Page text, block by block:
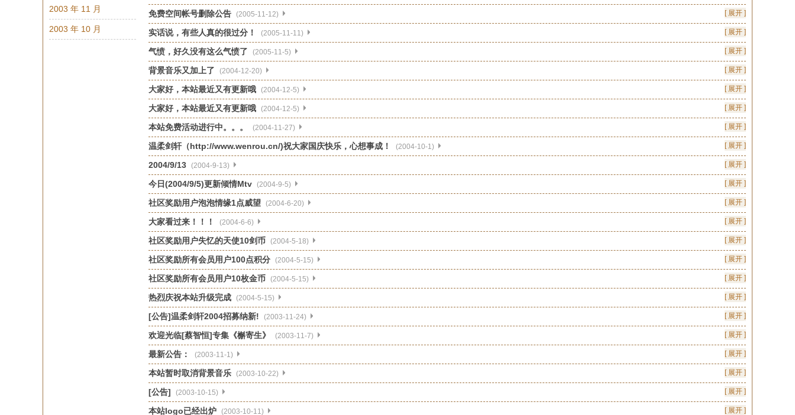
免费空间帐号删除公告 (2005-11-12) [ 展开 ]
实话说，有些人真的很过分！ (2005-11-11) [ 展开 ]
气愤，好久没有这么气愤了 (2005-11-5) [ 展开 ]
背景音乐又加上了 (2004-12-20) [ 展开 ]
大家好，本站最近又有更新哦 (2004-12-5) [ 展开 ]
大家好，本站最近又有更新哦 (2004-12-5) [ 展开 ]
本站免费活动进行中。。。 (2004-11-27) [ 展开 ]
温柔剑轩（http://www.wenrou.cn/)祝大家国庆快乐，心想事成！ (2004-10-1) [ 展开 ]
2004/9/13 (2004-9-13) [ 展开 ]
今日(2004/9/5)更新倾情Mtv (2004-9-5) [ 展开 ]
社区奖励用户泡泡情缘1点威望 (2004-6-20) [ 展开 ]
大家看过来！！！ (2004-6-6) [ 展开 ]
社区奖励用户失忆的天使10剑币 (2004-5-18) [ 展开 ]
社区奖励所有会员用户100点积分 (2004-5-15) [ 展开 ]
社区奖励所有会员用户10枚金币 (2004-5-15) [ 展开 ]
热烈庆祝本站升级完成 (2004-5-15) [ 展开 ]
[公告]温柔剑轩2004招募纳新! (2003-11-24) [ 展开 ]
欢迎光临[蔡智恒]专集《槲寄生》 (2003-11-7) [ 展开 ]
最新公告： (2003-11-1) [ 展开 ]
本站暂时取消背景音乐 (2003-10-22) [ 展开 ]
[公告] (2003-10-15) [ 展开 ]
本站logo已经出炉 (2003-10-11) [ 展开 ]
2003 年 11 月
2003 年 10 月